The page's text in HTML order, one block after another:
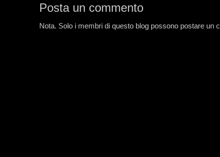
Posta un commento
Nota. Solo i membri di questo blog possono postare un